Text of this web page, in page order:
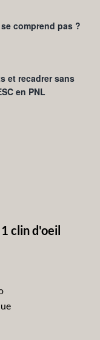
comprend pas ?
et recadrer sans
en PNL
clin d'oeil